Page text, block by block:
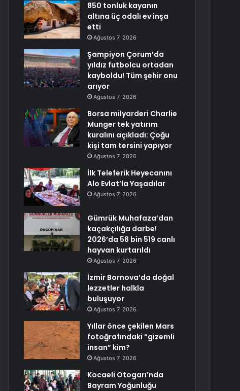
850 tonluk kayanın
altına üç odalı ev inşa
etti
Ağustos 7, 2026
Şampiyon Çorum’da
yıldız futbolcu ortadan
kayboldu! Tüm şehir onu
arıyor
Ağustos 7, 2026
Borsa milyarderi Charlie
Munger tek yatırım
kuralını açıkladı: Çoğu
kişi tam tersini yapıyor
Ağustos 7, 2026
İlk Teleferik Heyecanını
Alo Evlat’la Yaşadılar
Ağustos 7, 2026
Gümrük Muhafaza’dan
kaçakçılığa darbe!
2026’da 58 bin 519 canlı
hayvan kurtarıldı
Ağustos 7, 2026
İzmir Bornova’da doğal
lezzetler halkla
buluşuyor
Ağustos 7, 2026
Yıllar önce çekilen Mars
fotoğrafındaki “gizemli
insan” kim?
Ağustos 7, 2026
Kocaeli Otogarı’nda
Bayram Yoğunluğu